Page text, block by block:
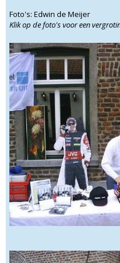
Foto's: Edwin de Meijer
Klik op de foto's voor een